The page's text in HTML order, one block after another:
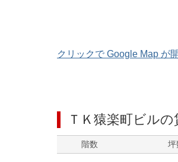
クリックで Google Map が
ＴＫ猿楽町ビルの
階数 坪